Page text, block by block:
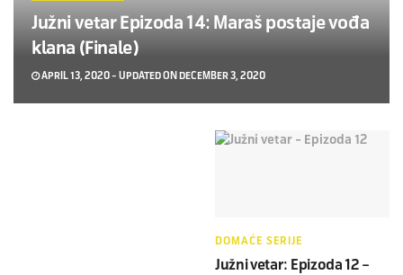
Južni vetar Epizoda 14: Maraš postaje vođa
klana (Finale)
APRIL 13, 2020 - UPDATED ON DECEMBER 3, 2020
DOMAĆE SERIJE
Južni vetar: Epizoda 12 –